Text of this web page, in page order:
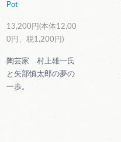
Pot
13,200円(本体12,00
0円、税1,200円)
陶芸家 村上雄一氏
と矢部慎太郎の夢の
一歩。